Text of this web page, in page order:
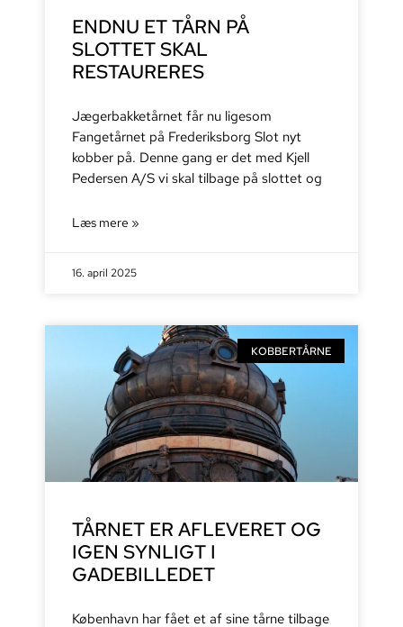
ENDNU ET TÅRN PÅ
SLOTTET SKAL
RESTAURERES
Jægerbakketårnet får nu ligesom
Fangetårnet på Frederiksborg Slot nyt
kobber på. Denne gang er det med Kjell
Pedersen A/S vi skal tilbage på slottet og
Læs mere »
16. april 2025
KOBBERTÅRNE
TÅRNET ER AFLEVERET OG
IGEN SYNLIGT I
GADEBILLEDET
København har fået et af sine tårne tilbage